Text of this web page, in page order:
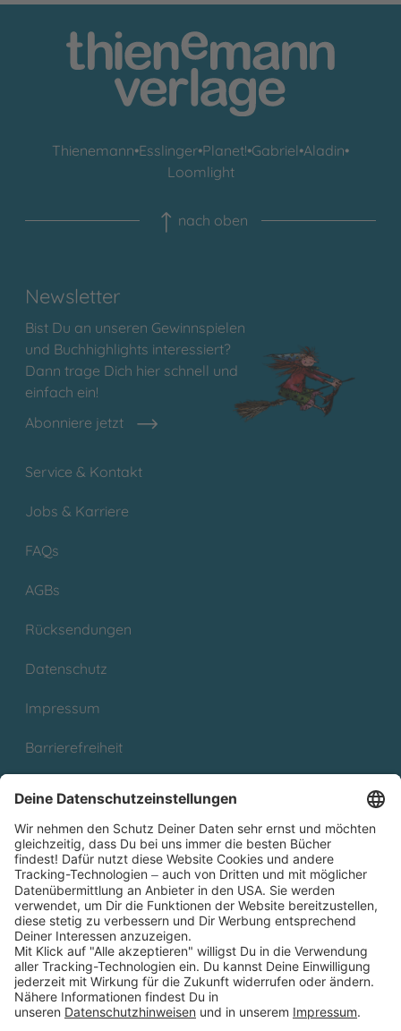
Thienemann•Esslinger•Planet!•Gabriel•Aladin•
Loomlight
nach oben
Newsletter
Bist Du an unseren Gewinnspielen
und Buchhighlights interessiert?
Dann trage Dich hier schnell und
einfach ein!
Abonniere jetzt
Service & Kontakt
Jobs & Karriere
FAQs
AGBs
Rücksendungen
Datenschutz
Impressum
Barrierefreiheit
Partnerprogramm (Affiliate)
Folge uns auf
* Versandkostenfrei ab 9,00 € Bestellwert innerhalb
Deutschlands
** Lieferzeit 1-3 Werktage innerhalb Deutschlands